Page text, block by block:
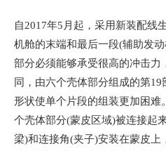
自2017年5月起，采用新装配线
机舱的末端和最后一段(辅助发
部分必须能够承受很高的冲击力
同，由六个壳体部分组成的第
形状使单个片段的组装更加困
个壳体部分(蒙皮区域)被连接起
梁)和连接角(夹子)安装在蒙皮